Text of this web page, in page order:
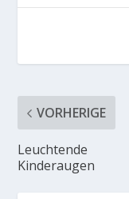
VORHERIGE
Leuchtende
Kinderaugen